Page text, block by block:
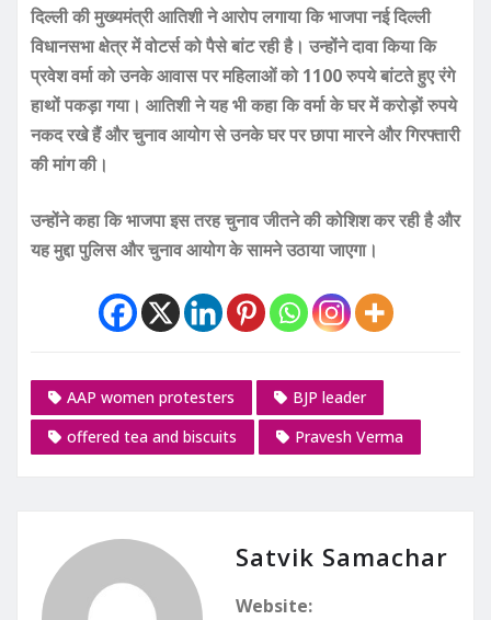
दिल्ली की मुख्यमंत्री आतिशी ने आरोप लगाया कि भाजपा नई दिल्ली
विधानसभा क्षेत्र में वोटर्स को पैसे बांट रही है। उन्होंने दावा किया कि
प्रवेश वर्मा को उनके आवास पर महिलाओं को 1100 रुपये बांटते हुए रंगे
हाथों पकड़ा गया। आतिशी ने यह भी कहा कि वर्मा के घर में करोड़ों रुपये
नकद रखे हैं और चुनाव आयोग से उनके घर पर छापा मारने और गिरफ्तारी
की मांग की।
उन्होंने कहा कि भाजपा इस तरह चुनाव जीतने की कोशिश कर रही है और
यह मुद्दा पुलिस और चुनाव आयोग के सामने उठाया जाएगा।
AAP women protesters
BJP leader
offered tea and biscuits
Pravesh Verma
Satvik Samachar
Website: